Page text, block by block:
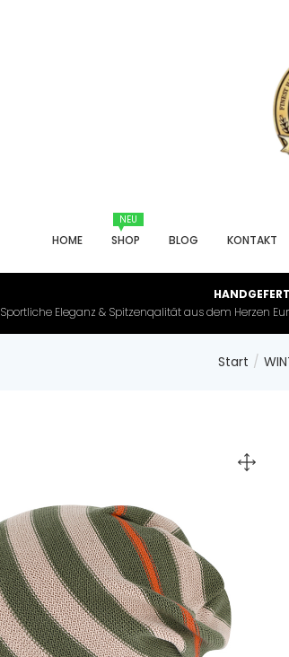
HOME
NEU
SHOP BLOG KONTAKT
Sportliche Eleganz & Spitzenqalität aus dem Herzen
Start